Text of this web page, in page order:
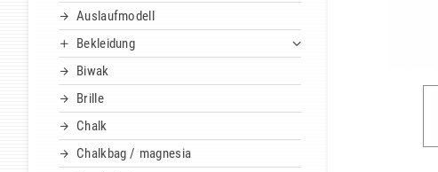
Auslaufmodell
Bekleidung
Biwak
Brille
Chalk
Chalkbag / magnesia